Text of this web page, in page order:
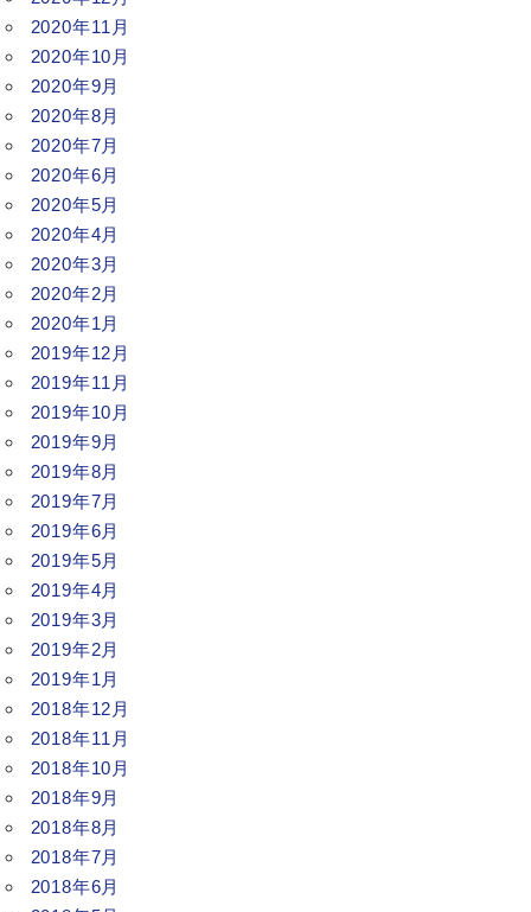
2020年11月
2020年10月
2020年9月
2020年8月
2020年7月
2020年6月
2020年5月
2020年4月
2020年3月
2020年2月
2020年1月
2019年12月
2019年11月
2019年10月
2019年9月
2019年8月
2019年7月
2019年6月
2019年5月
2019年4月
2019年3月
2019年2月
2019年1月
2018年12月
2018年11月
2018年10月
2018年9月
2018年8月
2018年7月
2018年6月